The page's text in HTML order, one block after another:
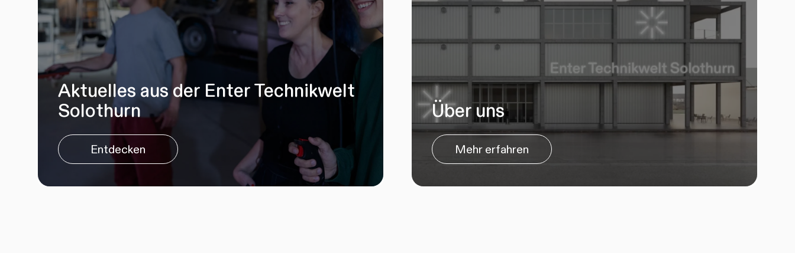
Aktuelles aus der Enter Technikwelt
Solothurn
Entdecken
Über uns
Mehr erfahren